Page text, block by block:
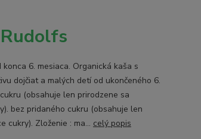
konca 6. mesiaca. Organická kaša s
dojčiat a malých detí od ukončeného 6.
cukru (obsahuje len prirodzene sa
bez pridaného cukru (obsahuje len
cukry). Zloženie : ma... celý popis